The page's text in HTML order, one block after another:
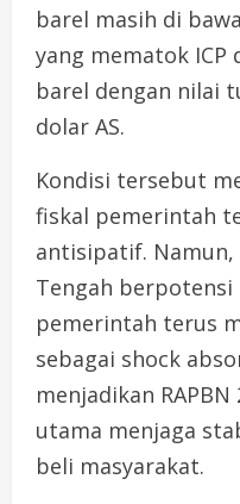
barel masih di
yang mematok ICP
barel dengan nilai
dolar AS.
Kondisi tersebut
fiskal pemerintah
antisipatif.
Tengah
pemerintah terus
sebagai shock
menjadikan
utama menjaga
beli masyarakat.